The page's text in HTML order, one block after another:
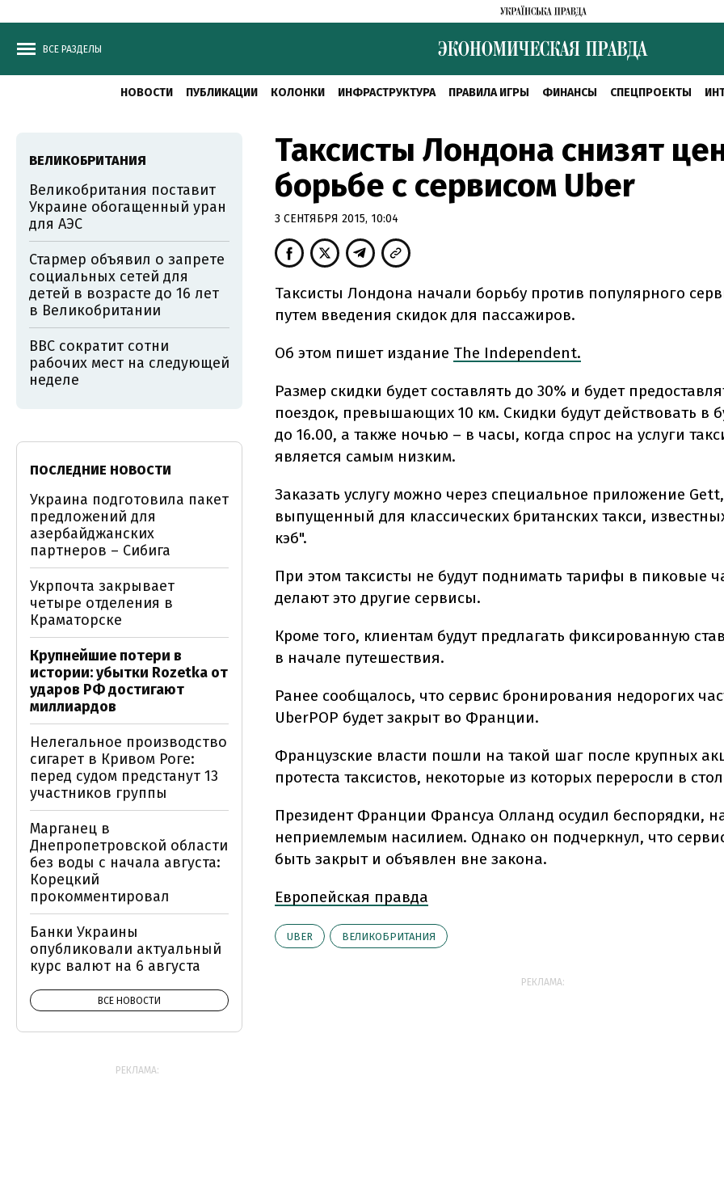
ВСЕ РАЗДЕЛЫ
НОВОСТИ ПУБЛИКАЦИИ КОЛОНКИ ИНФРАСТРУКТУРА ПРАВИЛА ИГРЫ ФИНАНСЫ СПЕЦПРОЕКТЫ
Таксисты Лондона снизят
борьбе с сервисом Uber
3 СЕНТЯБРЯ 2015, 10:04
Таксисты Лондона начали борьбу против популярного
путем введения скидок для пассажиров.
Об этом пишет издание The Independent.
Размер скидки будет составлять до 30% и будет
поездок, превышающих 10 км. Скидки будут действовать в
до 16.00, а также ночью – в часы, когда спрос на услуги
является самым низким.
Заказать услугу можно через специальное приложение Gett,
выпущенный для классических британских такси,
кэб".
При этом таксисты не будут поднимать тарифы в пиковые
делают это другие сервисы.
Кроме того, клиентам будут предлагать фиксированную
в начале путешествия.
Ранее сообщалось, что сервис бронирования недорогих
UberPOP будет закрыт во Франции.
Французские власти пошли на такой шаг после крупных
протеста таксистов, некоторые из которых переросли в
Президент Франции Франсуа Олланд осудил беспорядки,
неприемлемым насилием. Однако он подчеркнул, что
быть закрыт и объявлен вне закона.
Европейская правда
UBER ВЕЛИКОБРИТАНИЯ
РЕКЛАМА:
ВЕЛИКОБРИТАНИЯ
Великобритания поставит
Украине обогащенный уран
для АЭС
Стармер объявил о запрете
социальных сетей для
детей в возрасте до 16 лет
в Великобритании
BBC сократит сотни
рабочих мест на следующей
неделе
ПОСЛЕДНИЕ НОВОСТИ
Украина подготовила пакет
предложений для
азербайджанских
партнеров – Сибига
Укрпочта закрывает
четыре отделения в
Краматорске
Крупнейшие потери в
истории: убытки Rozetka от
ударов РФ достигают
миллиардов
Нелегальное производство
сигарет в Кривом Роге:
перед судом предстанут 13
участников группы
Марганец в
Днепропетровской области
без воды с начала августа:
Корецкий
прокомментировал
Банки Украины
опубликовали актуальный
курс валют на 6 августа
ВСЕ НОВОСТИ
РЕКЛАМА: